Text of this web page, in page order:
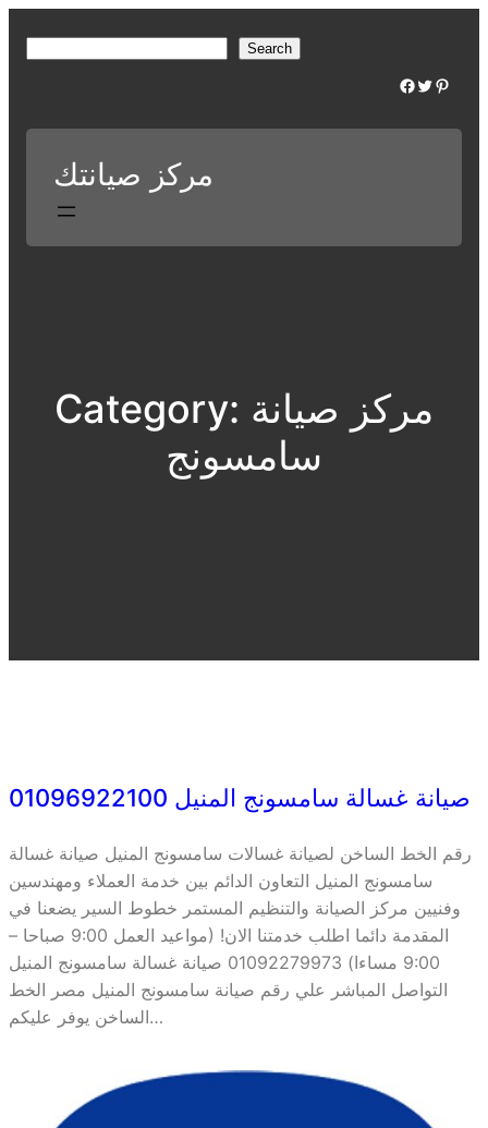
r
Search
Facebook Twitter Pinterest
مركز صيانتك
Category: مركز صيانة
سامسونج
صيانة غسالة سامسونج المنيل 01096922100
رقم الخط الساخن لصيانة غسالات سامسونج المنيل صيانة غسالة
سامسونج المنيل التعاون الدائم بين خدمة العملاء ومهندسين
وفنيين مركز الصيانة والتنظيم المستمر خطوط السير يضعنا في
المقدمة دائما اطلب خدمتنا الان! (مواعيد العمل 9:00 صباحا –
9:00 مساءا) 01092279973 صيانة غسالة سامسونج المنيل
التواصل المباشر علي رقم صيانة سامسونج المنيل مصر الخط
الساخن يوفر عليكم…